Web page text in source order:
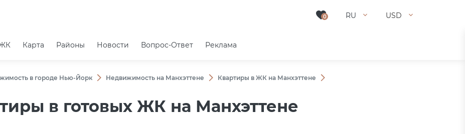
0 RU USD
Карта Районы Новости Вопрос-Ответ Реклама
в городе Нью-Йорк Недвижимость на Манхэттене
Квартиры в ЖК на Манхэттене
в готовых ЖК на Манхэттене